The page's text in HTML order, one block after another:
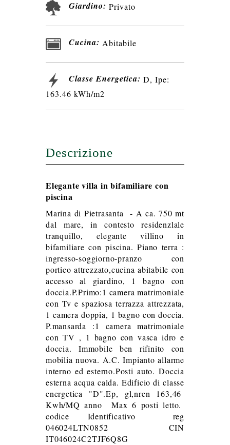
Giardino: Privato
Cucina: Abitabile
Classe Energetica: D, Ipe:
163.46 kWh/m2
Descrizione
Elegante villa in bifamiliare con
piscina
Marina di Pietrasanta - A ca. 750 mt
dal mare, in contesto residenzlale
tranquillo, elegante villino in
bifamiliare con piscina. Piano terra :
ingresso-soggiorno-pranzo con
portico attrezzato,cucina abitabile con
accesso al giardino, 1 bagno con
doccia.P.Primo:1 camera matrimoniale
con Tv e spaziosa terrazza attrezzata,
1 camera doppia, 1 bagno con doccia.
P.mansarda :1 camera matrimoniale
con TV , 1 bagno con vasca idro e
doccia. Immobile ben rifinito con
mobilia nuova. A.C. Impianto allarme
interno ed esterno.Posti auto. Doccia
esterna acqua calda. Edificio di classe
energetica "D".Ep, gl,nren 163,46
Kwh/MQ anno Max 6 posti letto.
codice Identificativo reg
046024LTN0852 CIN
IT046024C2TJF6Q8G